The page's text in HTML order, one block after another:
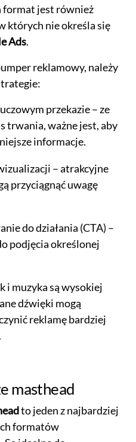
format jest również
których nie określa się
Ads.
reklamowy, należy
przekazie – ze
trwania, ważne jest, aby
informacje.
– atrakcyjne
przyciągnąć uwagę
do działania (CTA) –
podjęcia określonej
i muzyka są wysokiej
dźwięki mogą
reklamę bardziej
masthead
to jeden z najbardziej
formatów